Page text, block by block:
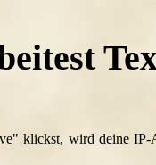
klickst, wird deine